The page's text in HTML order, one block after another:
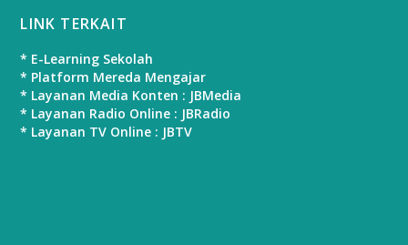
LINK TERKAIT
* E-Learning Sekolah
* Platform Mereda Mengajar
* Layanan Media Konten : JBMedia
* Layanan Radio Online : JBRadio
* Layanan TV Online : JBTV